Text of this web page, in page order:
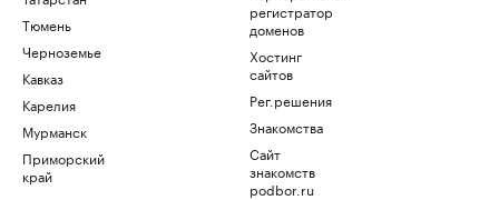
Тюмень
Черноземье
Кавказ
Карелия
Мурманск
Приморский
край
регистратор
доменов
Хостинг
сайтов
Рег.решения
Знакомства
Сайт
знакомств
podbor.ru